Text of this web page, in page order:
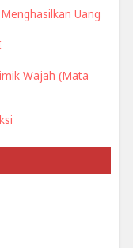
Uang
Wajah (Mata